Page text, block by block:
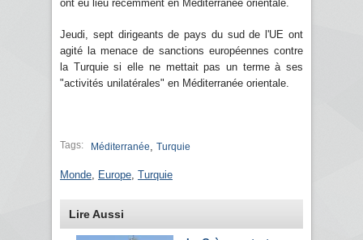
ont eu lieu récemment en Méditerranée orientale.
Jeudi, sept dirigeants de pays du sud de l'UE ont
agité la menace de sanctions européennes contre
la Turquie si elle ne mettait pas un terme à ses
"activités unilatérales" en Méditerranée orientale.
Tags: Méditerranée Turquie
Monde Europe Turquie
Lire Aussi